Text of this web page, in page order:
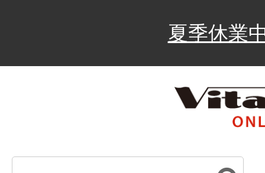
夏季休業